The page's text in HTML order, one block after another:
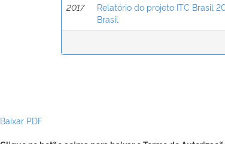
2017
Relatório do projeto ITC Brasil
Brasil
Baixar PDF